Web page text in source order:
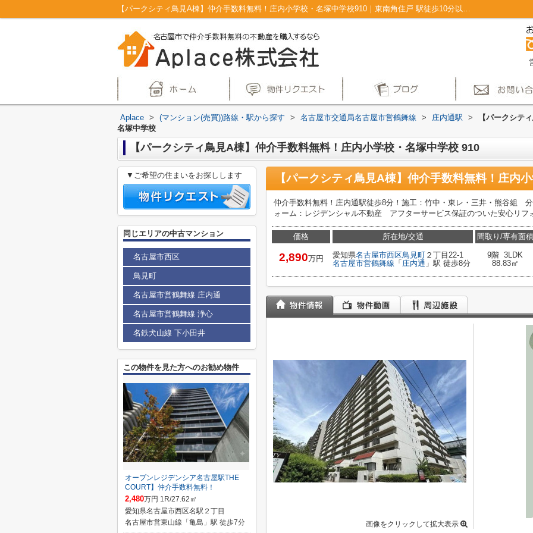
【パークシティ鳥見A棟】仲介手数料無料！庄内小学校・名塚中学校910｜東南角住戸 駅徒歩10分以内 角住戸 ２駅利用可 バルコニー｜仲介手数料無料！名古屋市で新築戸建てを探すならAplace
Aplace > (マンション(売買))路線・駅から探す > 名古屋市交通局名古屋市営鶴舞線 > 庄内通駅 >
【パークシテ
名塚中学校
【パークシティ鳥見A棟】仲介手数料無料！庄内小学校・名塚中学校 910
【パークシティ鳥見A棟】仲介手数料無料！庄内
仲介手数料無料！庄内通駅徒歩8分！施工：竹中・東レ・三井・熊谷組
ォーム：レジデンシャル不動産 アフターサービス保証のついた安心リフ
価格
2,890万円
所在地/交通
愛知県名古屋市西区鳥見町 ２丁目22-1
名古屋市営鶴舞線 「 庄内通 」駅 徒歩8分
間取り/専有面積
9階 3LDK
88.83㎡
画像をクリックして拡大表示
▼ご希望の住まいをお探しします
同じエリアの中古マンション
名古屋市西区
鳥見町
名古屋市営鶴舞線 庄内通
名古屋市営鶴舞線 浄心
名鉄犬山線 下小田井
この物件を見た方へのお勧め物件
オープンレジデンシア名古屋駅THE
COURT】仲介手数料無料！
2,480万円 1R/27.62㎡
愛知県名古屋市西区名駅２丁目
名古屋市営東山線「亀島」駅 徒歩7分